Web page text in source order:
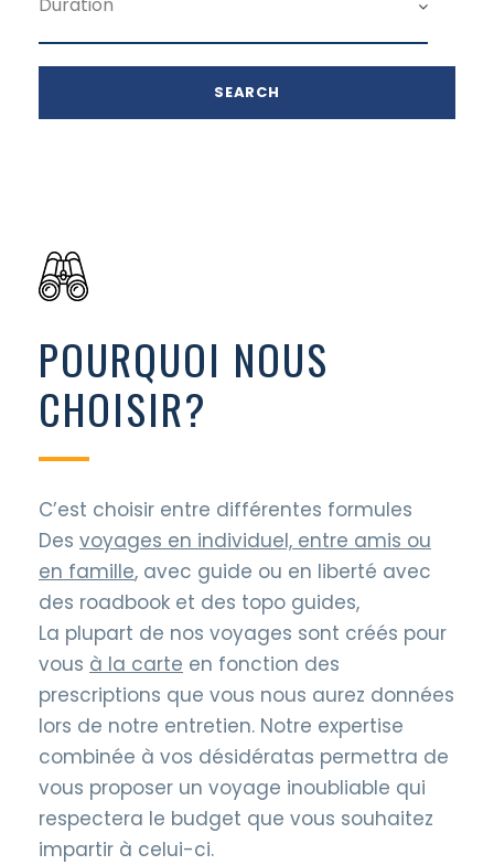
POURQUOI NOUS
CHOISIR?
C’est choisir entre différentes formules
Des voyages en individuel, entre amis ou
en famille, avec guide ou en liberté avec
des roadbook et des topo guides,
La plupart de nos voyages sont créés pour
vous à la carte en fonction des
prescriptions que vous nous aurez données
lors de notre entretien. Notre expertise
combinée à vos désidératas permettra de
vous proposer un voyage inoubliable qui
respectera le budget que vous souhaitez
impartir à celui-ci.